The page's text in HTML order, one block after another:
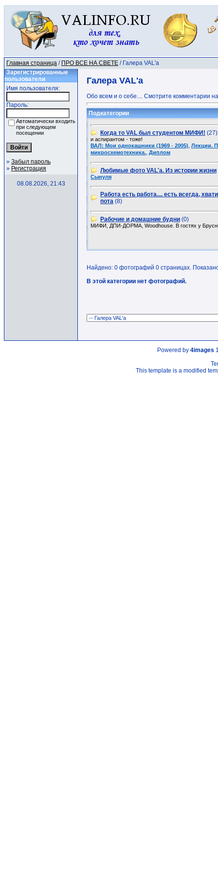
Главная страница / ПРО ВСЕ НА СВЕТЕ / Галера VAL'a
Зарегистрированные
пользователи
Имя пользователя:
Пароль:
Автоматически входить
при следующем
посещении
» Забыл пароль
» Регистрация
08.08.2026, 21:43
Галера VAL'a
Обо всем и о себе.... Смотрите комментарии
Подкатегории
Когда то VAL был студентом МИФИ! (27)
и аспирантом - тоже!
ВАЛ: Мои однокашники (1969 - 2005), Лекции.
микросхемотехника., Диплом
Любимые фото VAL'a. Из истории жизни
Сынуля
Работа есть работа.... есть всегда,
пота (8)
Рабочие и домашние будни (0)
МИФИ, ДПИ-ДОРМА, Woodhouse. В гостях у
Найдено: 0 фотографий 0 страницах.
В этой категории нет фотографий.
Powered by 4images
This template is a modified